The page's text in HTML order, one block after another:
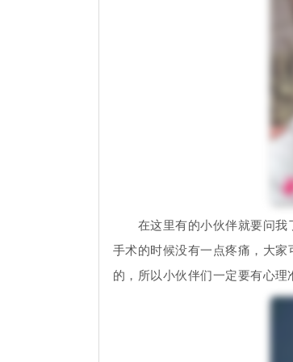
在这里有的小伙伴就要问我
手术的时候没有一点疼痛，大
的，所以小伙伴们一定要有心理